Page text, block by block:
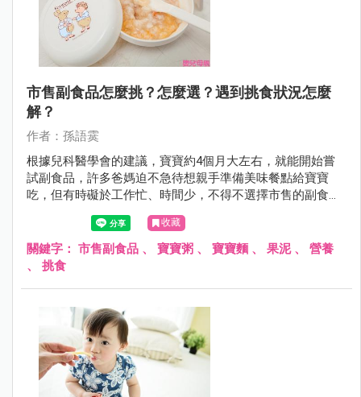
市售副食品怎麼挑？怎麼選？遇到挑食狀況怎麼
解？
作者：孫語霙
根據兒科醫學會的建議，寶寶約4個月大左右，就能開始嘗
試副食品，許多爸媽迫不急待想親手準備美味餐點給寶寶
吃，但有時礙於工作忙、時間少，不得不選擇市售的副食
品，這時該如何挑選，才能確保安全？好不容易親手做完副
食品，卻遇上寶寶不肯吃，爸媽又該如何是好？
收藏
關鍵字： 市售副食品 、 寶寶粥 、 寶寶麵 、 果泥、 營養
、 挑食